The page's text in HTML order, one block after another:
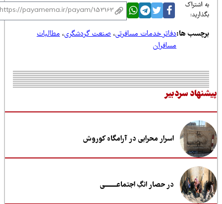
اشتراک
ها:دفاتر خدمات مسافرتی،صنعت گردشگری،مطالبات
مسافران
سردبیر
اسرار محرابی در آرامگاه کوروش
در حصار انگِ اجتماعــــــــی